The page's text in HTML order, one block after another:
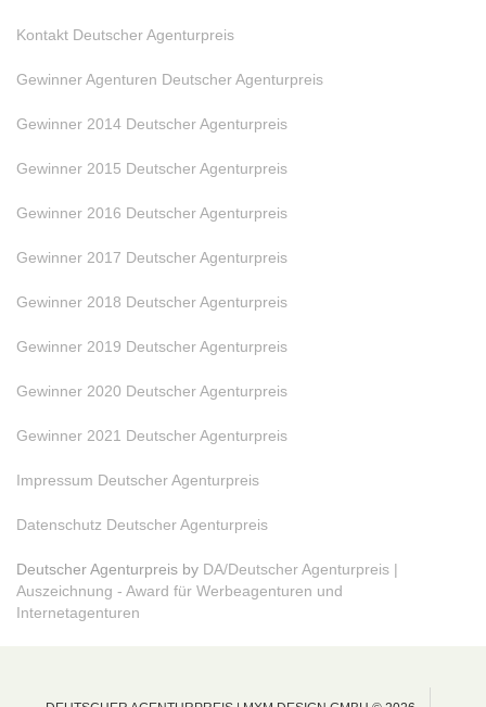
Kontakt Deutscher Agenturpreis
Gewinner Agenturen Deutscher Agenturpreis
Gewinner 2014 Deutscher Agenturpreis
Gewinner 2015 Deutscher Agenturpreis
Gewinner 2016 Deutscher Agenturpreis
Gewinner 2017 Deutscher Agenturpreis
Gewinner 2018 Deutscher Agenturpreis
Gewinner 2019 Deutscher Agenturpreis
Gewinner 2020 Deutscher Agenturpreis
Gewinner 2021 Deutscher Agenturpreis
Impressum Deutscher Agenturpreis
Datenschutz Deutscher Agenturpreis
Deutscher Agenturpreis by DA/Deutscher Agenturpreis |
Auszeichnung - Award für Werbeagenturen und
Internetagenturen